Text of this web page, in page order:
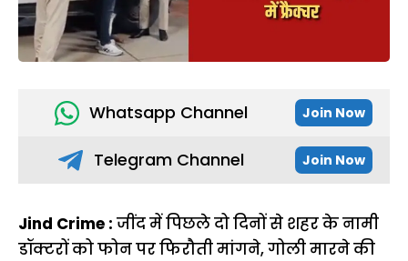
Whatsapp Channel Join Now
Telegram Channel Join Now
Jind Crime : जींद में पिछले दो दिनों से शहर के नामी
डॉक्टरों को फोन पर फिरौती मांगने, गोली मारने की